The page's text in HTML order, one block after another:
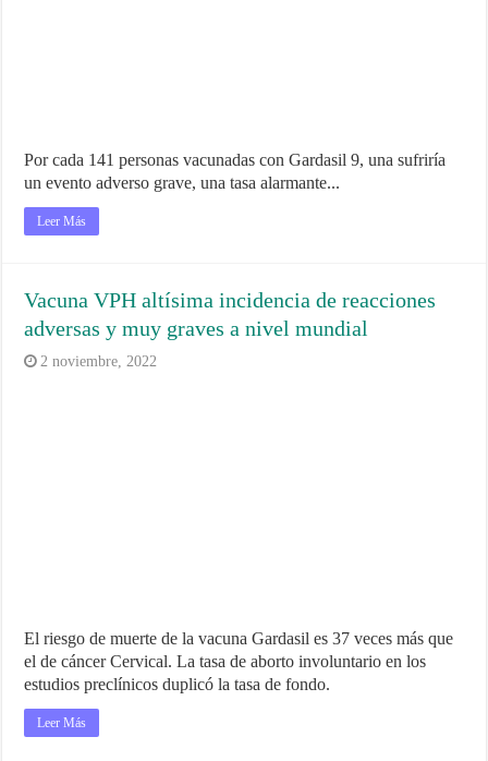
Por cada 141 personas vacunadas con Gardasil 9, una sufriría
un evento adverso grave, una tasa alarmante...
Leer Más
Vacuna VPH altísima incidencia de reacciones
adversas y muy graves a nivel mundial
2 noviembre, 2022
El riesgo de muerte de la vacuna Gardasil es 37 veces más que
el de cáncer Cervical. La tasa de aborto involuntario en los
estudios preclínicos duplicó la tasa de fondo.
Leer Más